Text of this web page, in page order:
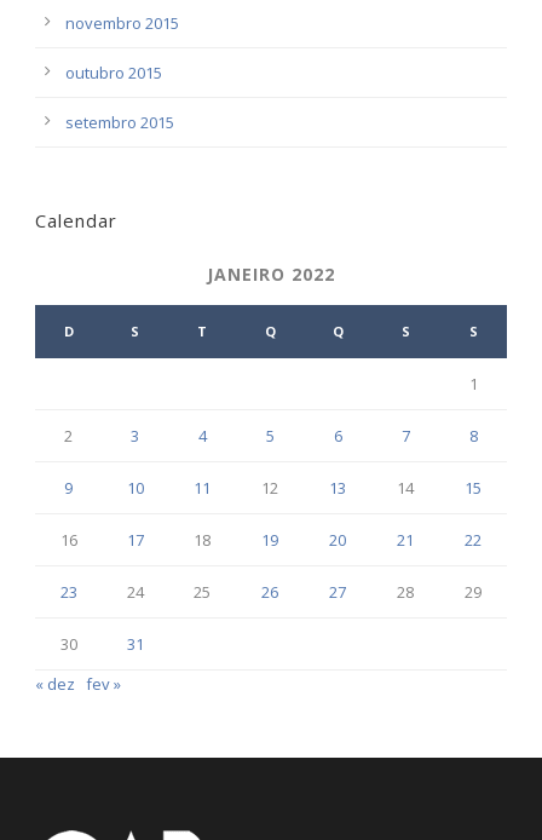
novembro 2015
outubro 2015
setembro 2015
Calendar
JANEIRO 2022
D S T Q Q S S
1
2 3 4 5 6 7 8
9 10 11 12 13 14 15
16 17 18 19 20 21 22
23 24 25 26 27 28 29
30
31
« dez fev »